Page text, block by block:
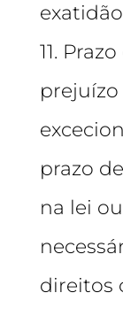
11.
prejuízo
prazo
na lei
direitos